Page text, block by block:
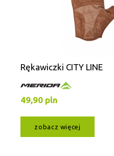
Rękawiczki CITY LINE
49,90 pln
zobacz więcej